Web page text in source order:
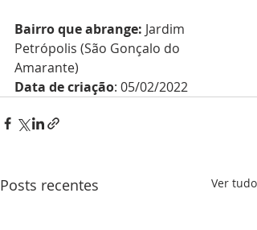
Bairro que abrange: Jardim
Petrópolis (São Gonçalo do
Amarante)
Data de criação: 05/02/2022
Posts recentes Ver tudo